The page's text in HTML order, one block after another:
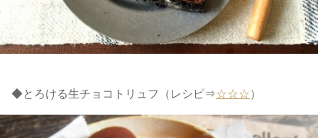
◆とろける生チョコトリュフ（レシピ⇒☆☆☆）